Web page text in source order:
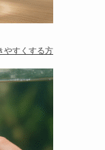
やすくする方